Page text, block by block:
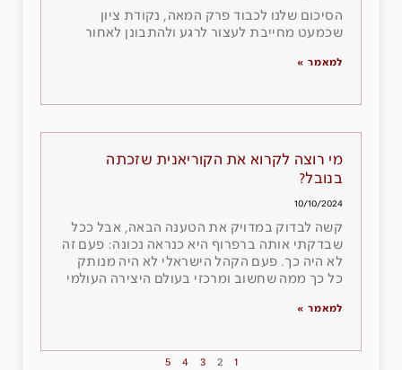
הסיכום שלנו לכבוד פרק המאה, נקודת ציון
שכמעט מחייבת לעצור לרגע ולהתבונן לאחור
למאמר »
מי רוצה לקרוא את הקוריאנית שזכתה
בנובל?
10/10/2024
קשה לבדוק במדויק את הטענה הבאה, אבל ככל
שבדקתי אותה ברפרוף היא כנראה נכונה: פעם זה
לא היה כך. פעם הקהל הישראלי לא היה מנותק
כל כך ממה שחשוב ומרכזי בעולם היצירה העולמי
למאמר »
1
2
3
4
5